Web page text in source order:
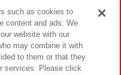
such as cookies to
content and ads. We
website with our
may combine it with
to them or that they
services. Please click